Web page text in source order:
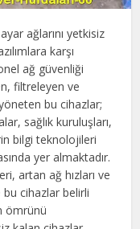
ağlarını yetkisiz
karşı
ağ güvenliği
filtreleyen ve
bu cihazlar;
sağlık kuruluşları,
bilgi teknolojileri
yer almaktadır.
artan ağ hızları ve
bu cihazlar belirli
ömrünü